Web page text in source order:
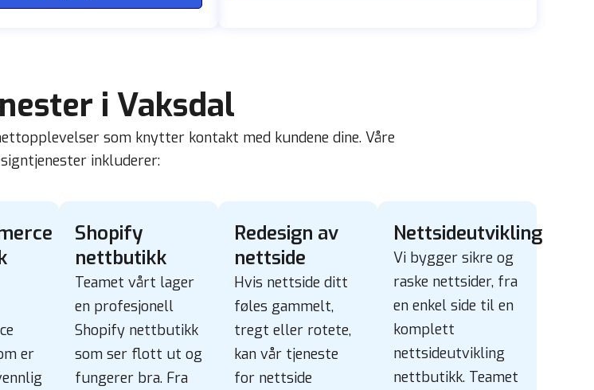
i Vaksdal
som knytter kontakt med kundene dine. Våre
inkluderer:
er
Shopify
nettbutikk
Teamet vårt lager
en profesjonell
Shopify nettbutikk
som ser flott ut og
fungerer bra. Fra
Redesign av
nettside
Hvis nettside ditt
føles gammelt,
tregt eller rotete,
kan vår tjeneste
for nettside
Nettsideutvikling
Vi bygger sikre og
raske nettsider, fra
en enkel side til en
komplett
nettsideutvikling
nettbutikk. Teamet